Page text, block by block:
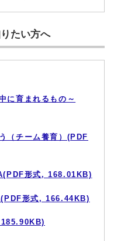
たい方へ
に育まれるもの～
（チーム養育）(PDF
形式, 168.01KB)
形式, 166.44KB)
185.90KB)